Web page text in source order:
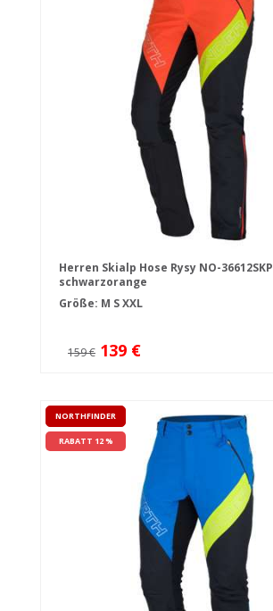
Herren Skialp Hose Rysy NO-36612SKP
schwarzorange
Größe: M SXXL
159 € 139 €
NORTHFINDER
RABATT 12 %